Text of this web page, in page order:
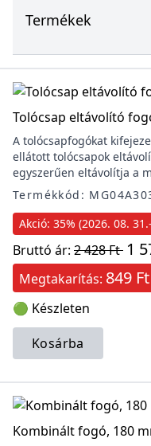
Termékek
Tolócsap eltávolító
A tolócsapfogókat
ellátott tolócsapok
egyszerűen eltávolítja a
Termékkód:
Akció: 35% (2026. 08.
Bruttó ár: 2 428 Ft 1
Megtakarítás: 849 Ft
🟢 Készleten
Kosárba
Kombinált fogó, 180